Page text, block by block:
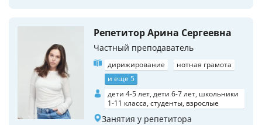
Репетитор Арина Сергеевна
Частный преподаватель
дирижирование
нотная грамота
и еще 5
дети 4-5 лет, дети 6-7 лет, школьники
1-11 класса, студенты, взрослые
Занятия у репетитора